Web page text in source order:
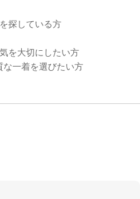
探している方
を大切にしたい方
一着を選びたい方